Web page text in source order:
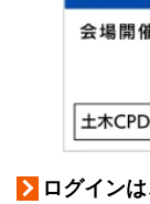
ログイン